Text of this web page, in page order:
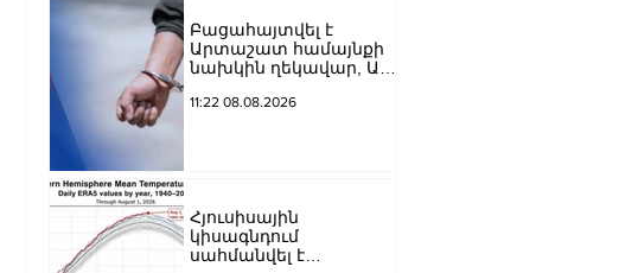
Բացահայտվել է
Արտաշատ համայնքի
նախկին ղեկավար, ԱԺ
պատգամավոր Ա.Ա.-ի
11:22 08.08.2026
Հյուսիսային
կիսագնդում
սահմանվել է